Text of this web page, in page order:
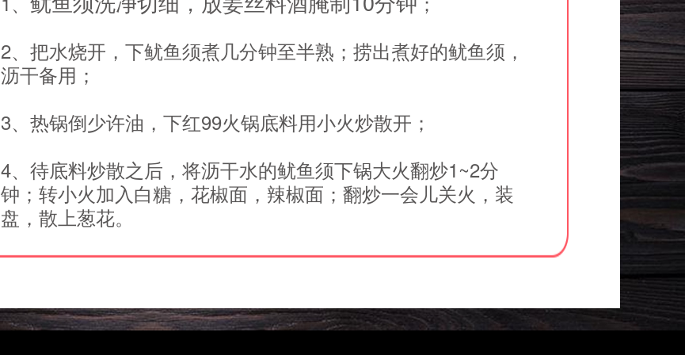
2、把水烧开，下鱿鱼须煮几分钟至半熟；捞出煮好的鱿鱼须，
沥干备用；
3、热锅倒少许油，下红99火锅底料用小火炒散开；
4、待底料炒散之后，将沥干水的鱿鱼须下锅大火翻炒1~2分
钟；转小火加入白糖，花椒面，辣椒面；翻炒一会儿关火，装
盘，散上葱花。